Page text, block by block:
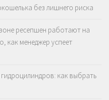
без лишнего риска
ресепшен работают на
как менеджер успеет
как выбрать